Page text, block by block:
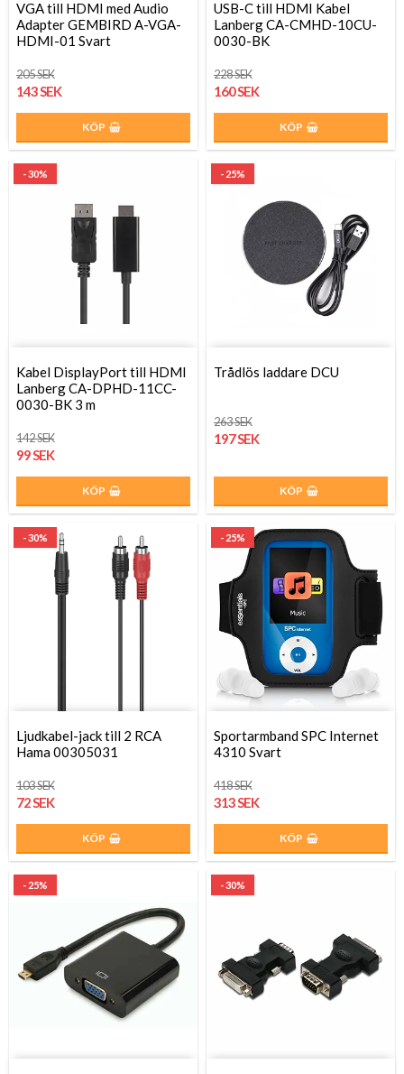
VGA till HDMI med Audio
Adapter GEMBIRD A-VGA-
HDMI-01 Svart
205 SEK
143 SEK
KÖP
USB-C till HDMI Kabel
Lanberg CA-CMHD-10CU-
0030-BK
228 SEK
160 SEK
KÖP
- 30%
Kabel DisplayPort till HDMI
Lanberg CA-DPHD-11CC-
0030-BK 3 m
142 SEK
99 SEK
KÖP
- 25%
Trådlös laddare DCU
263 SEK
197 SEK
KÖP
- 30%
Ljudkabel-jack till 2 RCA
Hama 00305031
103 SEK
72 SEK
KÖP
- 25%
Sportarmband SPC Internet
4310 Svart
418 SEK
313 SEK
KÖP
- 25% - 30%